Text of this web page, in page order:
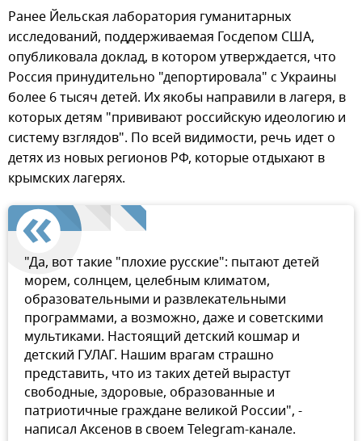
Ранее Йельская лаборатория гуманитарных
исследований, поддерживаемая Госдепом США,
опубликовала доклад, в котором утверждается, что
Россия принудительно "депортировала" с Украины
более 6 тысяч детей. Их якобы направили в лагеря, в
которых детям "прививают российскую идеологию и
систему взглядов". По всей видимости, речь идет о
детях из новых регионов РФ, которые отдыхают в
крымских лагерях.
"Да, вот такие "плохие русские": пытают детей
морем, солнцем, целебным климатом,
образовательными и развлекательными
программами, а возможно, даже и советскими
мультиками. Настоящий детский кошмар и
детский ГУЛАГ. Нашим врагам страшно
представить, что из таких детей вырастут
свободные, здоровые, образованные и
патриотичные граждане великой России", -
написал Аксенов в своем Telegram-канале.